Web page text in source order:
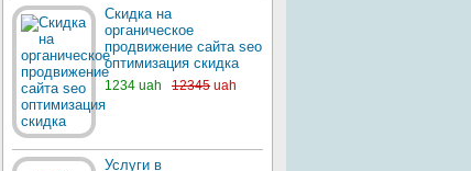
Скидка на
органическое
продвижение сайта seo
оптимизация скидка
1234 uah 12345 uah
Услуги в